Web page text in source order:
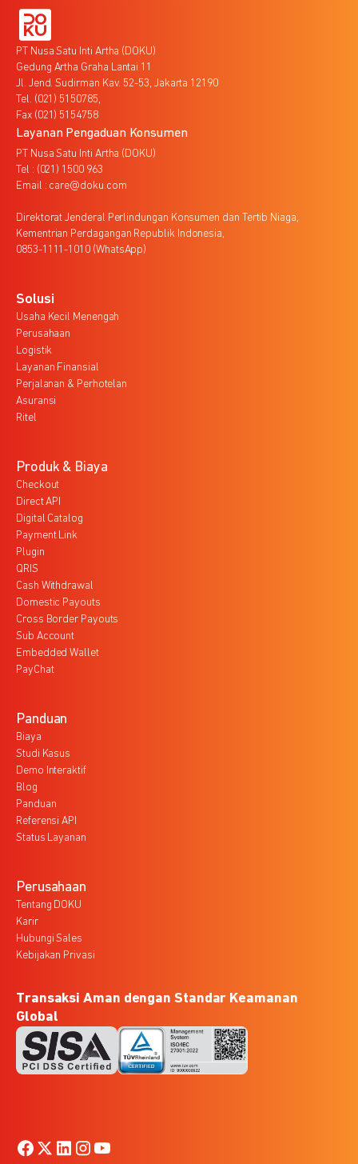
PT Nusa Satu Inti Artha (DOKU)
Gedung Artha Graha Lantai 11
Jl. Jend. Sudirman Kav. 52-53, Jakarta 12190
Tel. (021) 5150785,
Fax (021) 5154758
Layanan Pengaduan Konsumen
PT Nusa Satu Inti Artha (DOKU)
Tel : (021) 1500 963
Email : care@doku.com
Direktorat Jenderal Perlindungan Konsumen dan Tertib Niaga,
Kementrian Perdagangan Republik Indonesia,
0853-1111-1010 (WhatsApp)
Solusi
Usaha Kecil Menengah
Perusahaan
Logistik
Layanan Finansial
Perjalanan & Perhotelan
Asuransi
Ritel
Produk & Biaya
Checkout
Direct API
Digital Catalog
Payment Link
Plugin
QRIS
Cash Withdrawal
Domestic Payouts
Cross Border Payouts
Sub Account
Embedded Wallet
PayChat
Panduan
Biaya
Studi Kasus
Demo Interaktif
Blog
Panduan
Referensi API
Status Layanan
Perusahaan
Tentang DOKU
Karir
Hubungi Sales
Kebijakan Privasi
Transaksi Aman dengan Standar Keamanan
Global